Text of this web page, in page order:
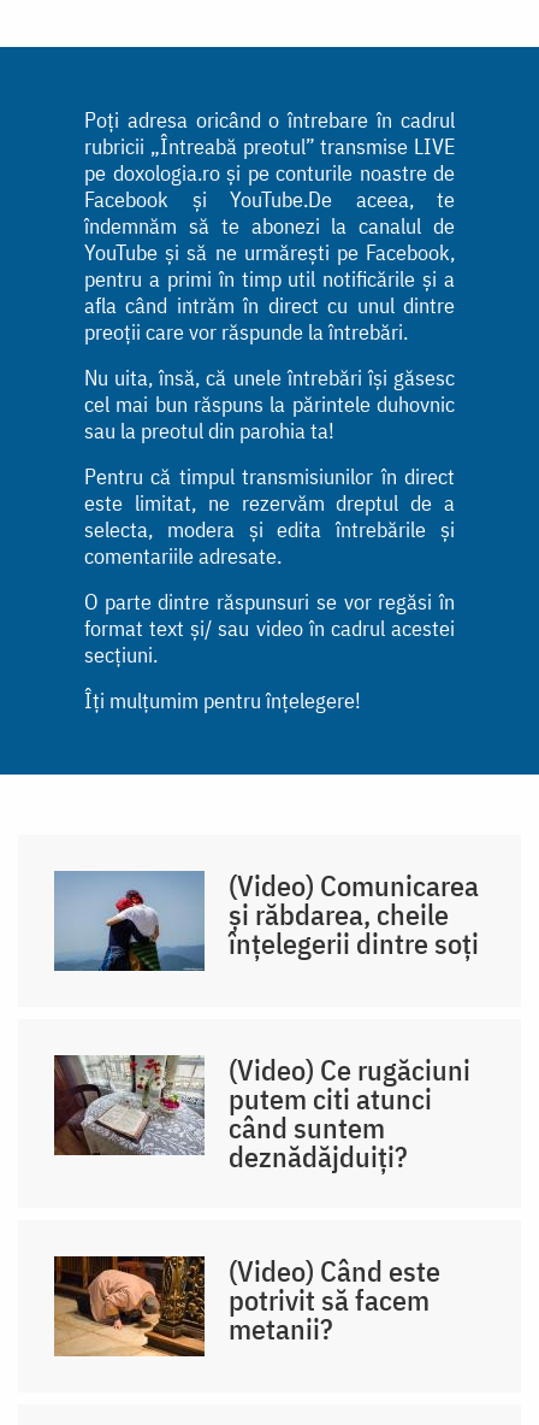
Poți adresa oricând o întrebare în cadrul
rubricii „Întreabă preotul” transmise LIVE
pe doxologia.ro și pe conturile noastre de
Facebook și YouTube.De aceea, te
îndemnăm să te abonezi la canalul de
YouTube și să ne urmărești pe Facebook,
pentru a primi în timp util notificările și a
afla când intrăm în direct cu unul dintre
preoții care vor răspunde la întrebări.
Nu uita, însă, că unele întrebări își găsesc
cel mai bun răspuns la părintele duhovnic
sau la preotul din parohia ta!
Pentru că timpul transmisiunilor în direct
este limitat, ne rezervăm dreptul de a
selecta, modera și edita întrebările și
comentariile adresate.
O parte dintre răspunsuri se vor regăsi în
format text și/ sau video în cadrul acestei
secțiuni.
Îți mulțumim pentru înțelegere!
(Video) Comunicarea
și răbdarea, cheile
înțelegerii dintre soți
(Video) Ce rugăciuni
putem citi atunci
când suntem
deznădăjduiți?
(Video) Când este
potrivit să facem
metanii?